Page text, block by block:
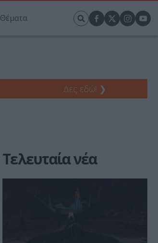
Θέματα
Δες εδώ! ❯
Τελευταία νέα